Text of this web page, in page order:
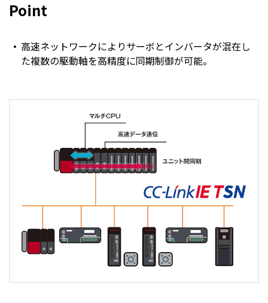
Point
高速ネットワークによりサーボとインバータが混在し
た複数の駆動軸を高精度に同期制御が可能。